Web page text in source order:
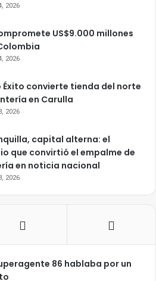
2026
US$9.000 millones
2026
Éxito convierte tienda del norte
en Carulla
2026
capital alterna: el
que convirtió el empalme de
en noticia nacional
2026
86 hablaba por un